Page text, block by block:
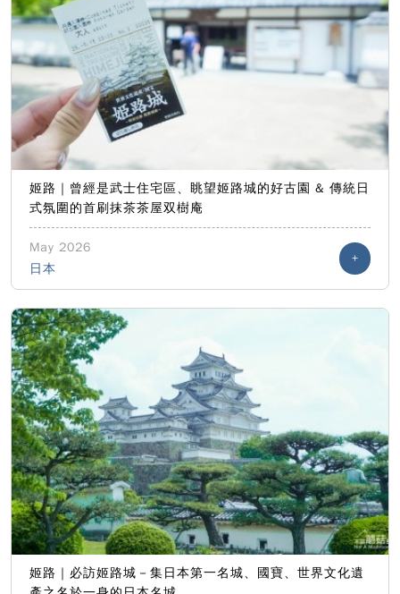
姬路｜曾經是武士住宅區、眺望姬路城的好古園 & 傳統日
式氛圍的首刷抹茶茶屋双樹庵
May 2026
日本
+
姬路｜必訪姬路城－集日本第一名城、國寶、世界文化遺